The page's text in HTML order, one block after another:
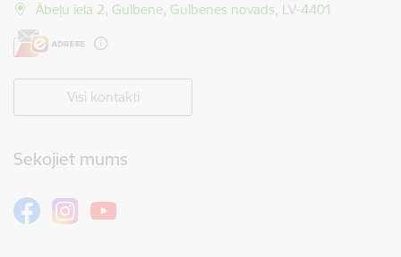
Ābeļu iela 2, Gulbene, Gulbenes novads, LV-4401
Visi kontakti
Sekojiet mums